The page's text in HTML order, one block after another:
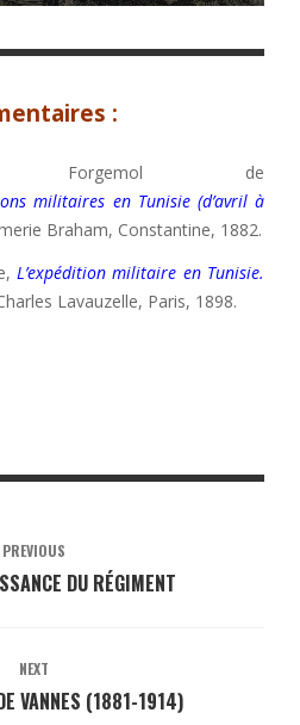
:
Forgemol de
militaires en Tunisie (d’avril à
Braham, Constantine, 1882.
L’expédition militaire en Tunisie.
Lavauzelle, Paris, 1898.
PREVIOUS
DU RÉGIMENT
NEXT
VANNES (1881-1914)